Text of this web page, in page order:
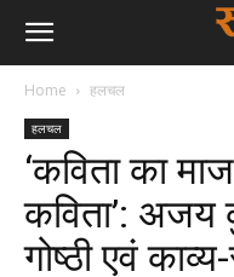
Home हलचल
हलचल
‘कविता का
कविता’: अजय
गोष्ठी एवं